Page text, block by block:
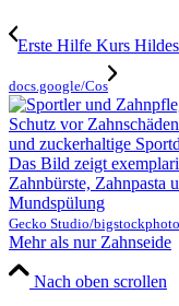
Erste Hilfe Kurs
docs.google/Cos
Gecko Studio/
Mehr als nur Zahnseide
Nach oben scrollen